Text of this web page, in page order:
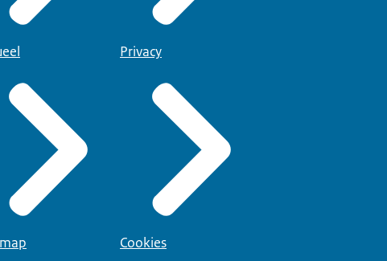
Privacy
Cookies